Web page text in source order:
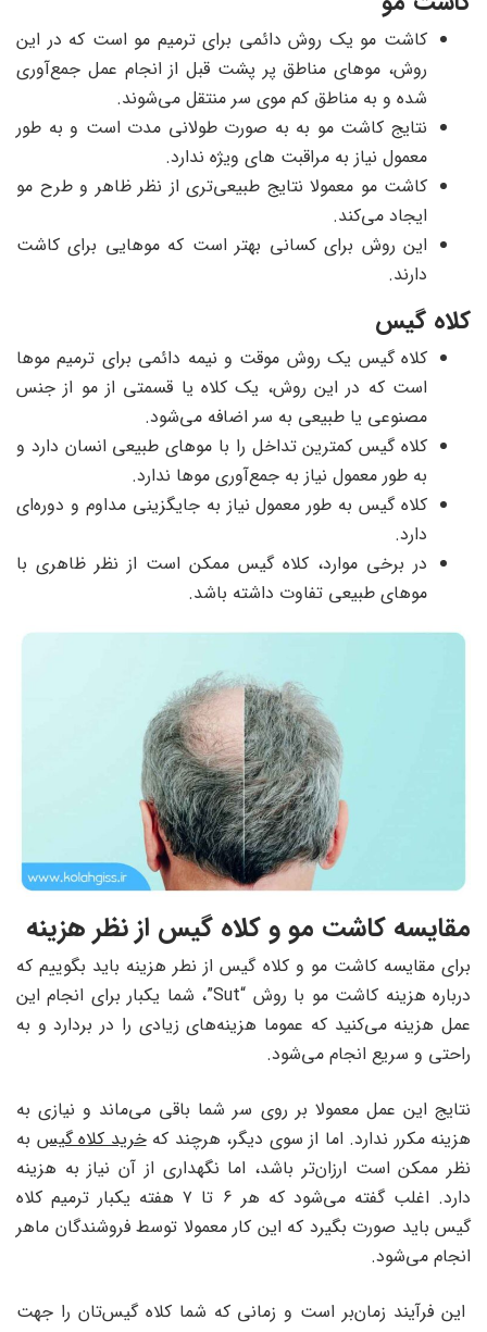
کاشت مو یک روش دائمی برای ترمیم مو است که در این
روش، موهای مناطق پر پشت قبل از انجام عمل جمع‌آوری
شده و به مناطق کم موی سر منتقل می‌شوند.
نتایج کاشت مو به به صورت طولانی مدت است و به طور
معمول نیاز به مراقبت‌ های ویژه ندارد.
کاشت مو معمولا نتایج طبیعی‌تری از نظر ظاهر و طرح مو
ایجاد می‌کند.
این روش برای کسانی بهتر است که موهایی برای کاشت
دارند.
کلاه گیس
کلاه گیس یک روش موقت و نیمه دائمی برای ترمیم موها
است که در این روش، یک کلاه یا قسمتی از مو از جنس
مصنوعی یا طبیعی به سر اضافه می‌شود.
کلاه گیس کمترین تداخل را با موهای طبیعی انسان دارد و
به طور معمول نیاز به جمع‌آوری موها ندارد.
کلاه گیس به طور معمول نیاز به جایگزینی مداوم و دوره‌ای
دارد.
در برخی موارد، کلاه گیس ممکن است از نظر ظاهری با
موهای طبیعی تفاوت داشته باشد.
مقایسه کاشت مو و کلاه گیس از نظر هزینه
برای مقایسه کاشت مو و کلاه گیس از نطر هزینه باید بگوییم که
درباره هزینه کاشت مو با روش “Sut”، شما یکبار برای انجام این
عمل هزینه می‌کنید که عموما هزینه‌های زیادی را در بردارد و به
راحتی و سریع انجام می‌شود.
نتایج این عمل معمولا بر روی سر شما باقی می‌ماند و نیازی به
هزینه مکرر ندارد. اما از سوی دیگر، هرچند کهخرید کلاه گیس به
نظر ممکن است ارزان‌تر باشد، اما نگهداری از آن نیاز به هزینه
دارد. اغلب گفته می‌شود که هر ۶ تا ۷ هفته یکبار ترمیم کلاه
گیس باید صورت بگیرد که این کار معمولا توسط فروشندگان ماهر
انجام می‌شود.
این فرآیند زمان‌بر است و زمانی که شما کلاه گیس‌تان را جهت